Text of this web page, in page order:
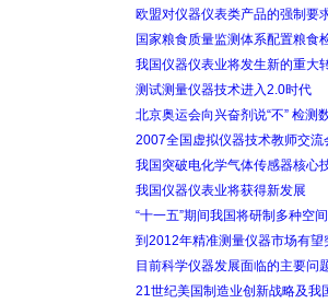
欧盟对仪器仪表类产品的强制要
国家粮食质量监测体系配置粮食
我国仪器仪表业将发生新的重大
测试测量仪器技术进入2.0时代
北京奥运会向兴奋剂说“不” 检测
2007全国虚拟仪器技术教师交流
我国突破电化学气体传感器核心
我国仪器仪表业将获得新发展
“十一五”期间我国将研制多种空
到2012年精准测量仪器市场有望
目前科学仪器发展面临的主要问
21世纪美国制造业创新战略及我